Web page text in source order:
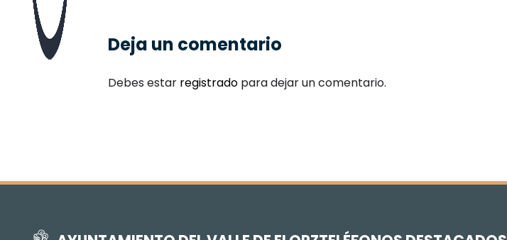
Deja un comentario
Debes estar registrado para dejar un comentario.